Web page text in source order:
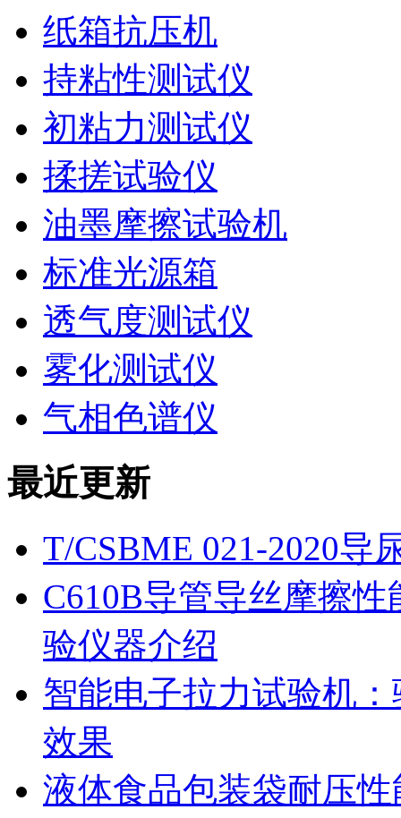
纸箱抗压机
持粘性测试仪
初粘力测试仪
揉搓试验仪
油墨摩擦试验机
标准光源箱
透气度测试仪
雾化测试仪
气相色谱仪
最近更新
T/CSBME 021-2020导
C610B导管导丝摩擦
验仪器介绍
智能电子拉力试验机
效果
液体食品包装袋耐压